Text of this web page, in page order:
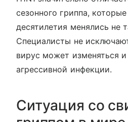
сезонного гриппа,
десятилетия менялись не
Специалисты не
вирус может изменяться
агрессивной инфекции.
Ситуация со